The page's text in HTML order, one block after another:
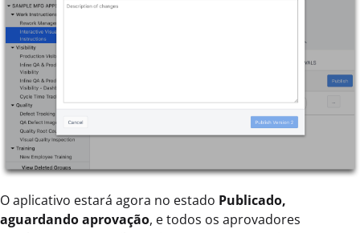
O aplicativo estará agora no estado Publicado,
aguardando aprovação, e todos os aprovadores